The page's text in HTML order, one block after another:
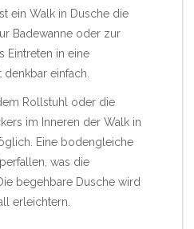
ein Walk in Dusche die
Badewanne oder zur
Eintreten in eine
einfach.
Rollstuhl oder die
im Inneren der Walk in
Eine bodengleiche
was die
begehbare Dusche wird
erleichtern.